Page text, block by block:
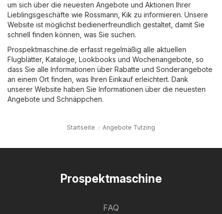
um sich über die neuesten Angebote und Aktionen Ihrer
Lieblingsgeschäfte wie Rossmann Kik zu informieren. Unsere
Website ist möglichst bedienerfreundlich gestaltet, damit Sie
schnell finden können, was Sie suchen.
Prospektmaschine.de erfasst regelmäßig alle aktuellen
Flugblätter, Kataloge, Lookbooks und Wochenangebote, so
dass Sie alle Informationen über Rabatte und Sonderangebote
an einem Ort finden, was Ihren Einkauf erleichtert. Dank
unserer Website haben Sie Informationen über die neuesten
Angebote und Schnäppchen.
Startseite Angebote Tutzing
Prospektmaschine
FAQ